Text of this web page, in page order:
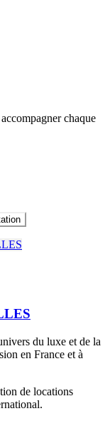
chaque
du luxe et de la
en France et à
de locations